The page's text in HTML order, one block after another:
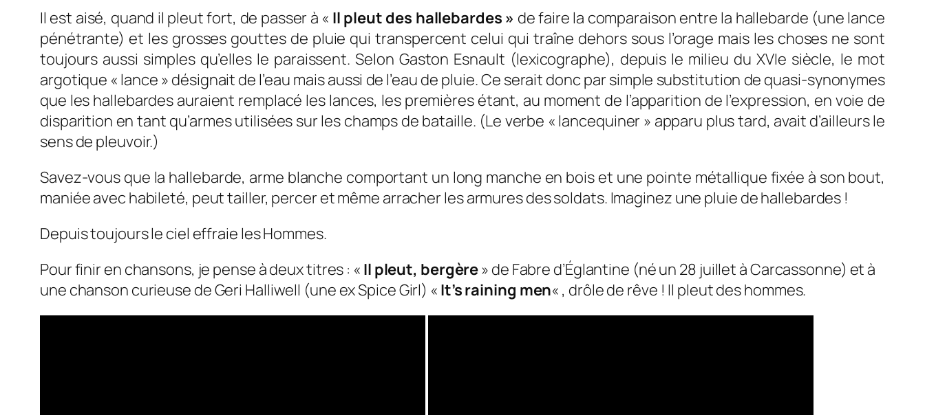
Il est aisé, quand il pleut fort, de passer à « Il pleut des hallebardes » de faire la comparaison entre la hallebarde (une lance
pénétrante) et les grosses gouttes de pluie qui transpercent celui qui traîne dehors sous l’orage mais les choses ne sont
toujours aussi simples qu’elles le paraissent. Selon Gaston Esnault (lexicographe), depuis le milieu du XVIe siècle, le mot
argotique « lance » désignait de l’eau mais aussi de l’eau de pluie. Ce serait donc par simple substitution de quasi-synonymes
que les hallebardes auraient remplacé les lances, les premières étant, au moment de l’apparition de l’expression, en voie de
disparition en tant qu’armes utilisées sur les champs de bataille. (Le verbe « lancequiner » apparu plus tard, avait d’ailleurs le
sens de pleuvoir.)
Savez-vous que la hallebarde, arme blanche comportant un long manche en bois et une pointe métallique fixée à son bout,
maniée avec habileté, peut tailler, percer et même arracher les armures des soldats. Imaginez une pluie de hallebardes !
Depuis toujours le ciel effraie les Hommes.
Pour finir en chansons, je pense à deux titres : « Il pleut, bergère» de Fabre d’Églantine (né un 28 juillet à Carcassonne) et à
une chanson curieuse de Geri Halliwell (une ex Spice Girl) « It’s raining men« , drôle de rêve ! Il pleut des hommes.